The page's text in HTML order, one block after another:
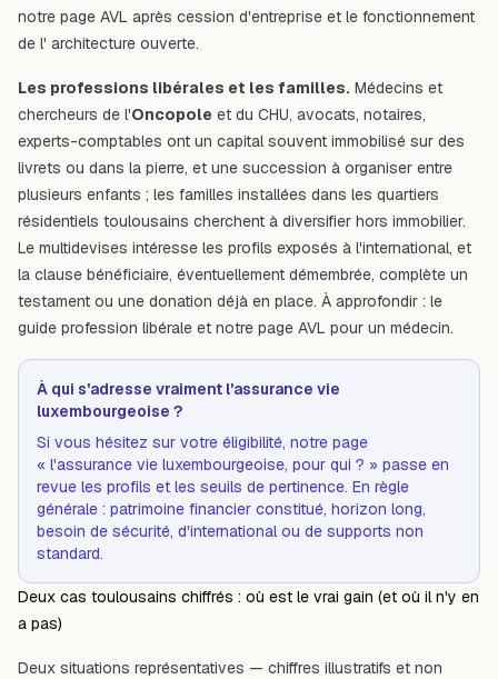
notre page AVL après cession d'entreprise et le fonctionnement
de l' architecture ouverte.
Les professions libérales et les familles. Médecins et
chercheurs de l'Oncopole et du CHU, avocats, notaires,
experts-comptables ont un capital souvent immobilisé sur des
livrets ou dans la pierre, et une succession à organiser entre
plusieurs enfants ; les familles installées dans les quartiers
résidentiels toulousains cherchent à diversifier hors immobilier.
Le multidevises intéresse les profils exposés à l'international, et
la clause bénéficiaire, éventuellement démembrée, complète un
testament ou une donation déjà en place. À approfondir : le
guide profession libérale et notre page AVL pour un médecin.
À qui s'adresse vraiment l'assurance vie
luxembourgeoise ?
Si vous hésitez sur votre éligibilité, notre page
« l'assurance vie luxembourgeoise, pour qui ? » passe en
revue les profils et les seuils de pertinence. En règle
générale : patrimoine financier constitué, horizon long,
besoin de sécurité, d'international ou de supports non
standard.
Deux cas toulousains chiffrés : où est le vrai gain (et où il n'y en
a pas)
Deux situations représentatives — chiffres illustratifs et non